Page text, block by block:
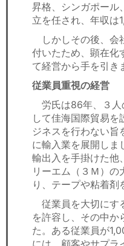
昇格、シンガポール
立を任され、年収は
しかしその後、会
付いたため、顕在化
て経営から手を引き
従業員重視の経営
労氏は86年、３人
して佳海国際貿易
ジネスを行わない旨
に輸入業を展開しま
輸出入を手掛けた他
リーエム（３Ｍ）の
り、テープや粘着剤
従業員を大切にす
を許容し、その中か
た。ある従業員が
には、顧客やサプラ